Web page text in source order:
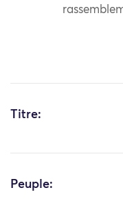
Titre:
Peuple: